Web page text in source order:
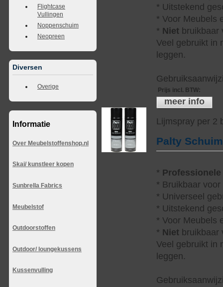
Flightcase
Vullingen
Noppenschuim
Neopreen
Diversen
Overige
Informatie
Over Meubelstoffenshop.nl
Skai/ kunstleer kopen
Sunbrella Fabrics
Meubelstof
Outdoorstoffen
Outdoor/ loungekussens
Kussenvulling
* Uitstekend
* Voor Meubels
* Niet bruikbaar
Veel gebruikt in
leggen.
Prijs incl. BTW:
meer info
Lijmspray per 2
Palty
* Professionele
* Bruikbaar
* Universeel
* Uitstekend
* Voor Meubels
* Niet bruikbaar
Veel gebruikt in
leggen.